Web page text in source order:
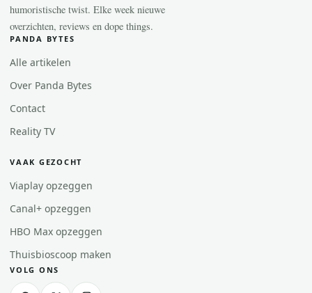
humoristische twist. Elke week nieuwe
overzichten, reviews en dope things.
PANDA BYTES
Alle artikelen
Over Panda Bytes
Contact
Reality TV
VAAK GEZOCHT
Viaplay opzeggen
Canal+ opzeggen
HBO Max opzeggen
Thuisbioscoop maken
VOLG ONS